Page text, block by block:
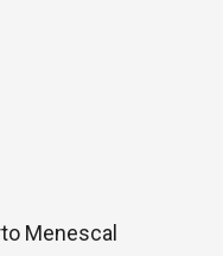
Menescal